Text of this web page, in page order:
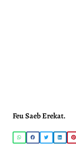
Feu Saeb Erekat.